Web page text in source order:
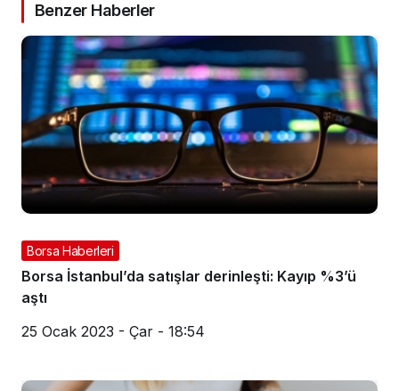
Benzer Haberler
Borsa Haberleri
Borsa İstanbul’da satışlar derinleşti: Kayıp %3’ü
aştı
25 Ocak 2023 - Çar - 18:54